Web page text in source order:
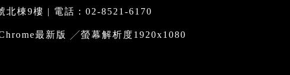
北棟9樓 | 電話：02-8521-6170
最新版 ╱螢幕解析度1920x1080